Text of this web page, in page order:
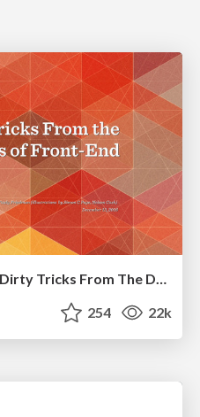
Responsive Adventures: Dirty Tricks From The Dark Corners of Front-End
254 22k